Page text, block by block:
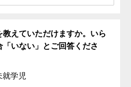
教えていただけますか。いら
「いない」とご回答くださ
就学児